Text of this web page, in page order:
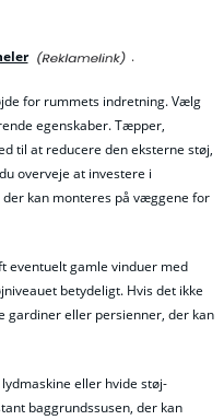
.
for rummets indretning. Vælg
egenskaber. Tæpper,
til at reducere den eksterne støj,
overveje at investere i
kan monteres på væggene for
eventuelt gamle vinduer med
betydeligt. Hvis det ikke
gardiner eller persienner, der kan
eller hvide støj-
baggrundssusen, der kan